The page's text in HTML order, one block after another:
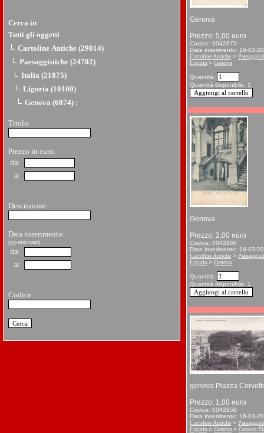
Cerca in
Tutti gli oggetti
Cartoline Antiche (29014)
Paesaggistiche (24702)
Italia (21875)
Liguria (10100)
Genova (6074) :
Titolo:
Prezzo in euro:
da:
a:
Descrizione:
Data inserimento:
(gg-mm-aaaa)
da:
a:
Codice:
Genova
Prezzo: 5,00 euro
Codice: 0042873
Data inserimento: 16-03-
Cartoline Antiche >
Liguria > Genova
Quantità:
Quantità disponibile: 1
Genova
Prezzo: 2,00 euro
Codice: 0042866
Data inserimento: 16-03-
Cartoline Antiche >
Liguria > Genova
Quantità:
Quantità disponibile: 1
genova Piazza
Prezzo: 1,00 euro
Codice: 0042858
Data inserimento: 16-03-
Cartoline Antiche >
Liguria > Genova > Genova